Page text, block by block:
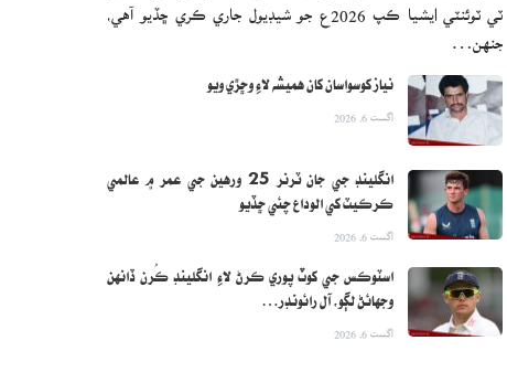
ٽي ٽوئنٽي ايشيا ڪپ 2026ع جو شيڊيول جاري ڪري ڇڏيو آهي،
نياز کوسواسان کان هميشه لاءِ وڇڙي ويو
اگست 6, 2026
انگلينڊ جي جان ٽرنر 25 ورهين جي عمر ۾ عالمي
ڪرڪيٽ کي الوداع چئي ڇڏيو
اگست 6, 2026
اسٽوڪس جي کوٽ پوري ڪرڻ لاءِ انگلينڊ ڪُرن ڏانهن
وجهائڻ لڳو، آل رائونڊر…
اگست 6, 2026